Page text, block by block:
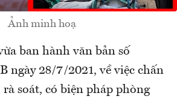
Ảnh minh hoạ
ban hành văn bản số
ngày 28/7/2021, về việc chấn
soát, có biện pháp phòng